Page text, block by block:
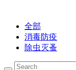
全部
消毒防疫
除虫灭蚤